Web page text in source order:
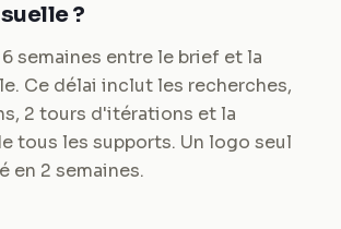
?
semaines entre le brief et la
Ce délai inclut les recherches,
2 tours d'itérations et la
tous les supports. Un logo seul
en 2 semaines.